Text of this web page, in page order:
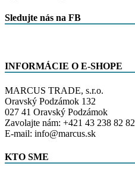
Sledujte nás na FB
INFORMÁCIE O E-SHOPE
MARCUS TRADE, s.r.o.
Oravský Podzámok 132
027 41 Oravský Podzámok
Zavolajte nám: +421 43 238 82 82
E-mail: info@marcus.sk
KTO SME